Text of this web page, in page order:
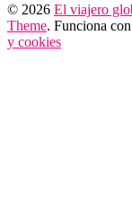
© 2026 El viajero
Theme. Funciona con
y cookies